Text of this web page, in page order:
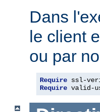
Dans
le client
ou par
Require
Require valid-